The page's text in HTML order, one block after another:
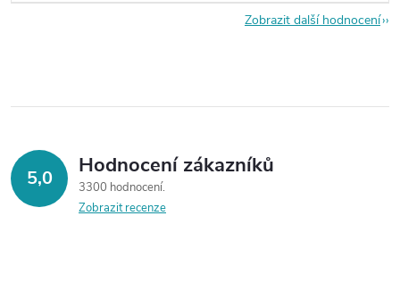
Zobrazit další hodnocení
5,0 Hodnocení zákazníků
3300 hodnocení
Zobrazit recenze